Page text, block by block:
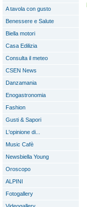
A tavola con gusto
Benessere e Salute
Biella motori
Casa Edilizia
Consulta il meteo
CSEN News
Danzamania
Enogastronomia
Fashion
Gusti & Sapori
L'opinione di...
Music Cafè
Newsbiella Young
Oroscopo
ALPINI
Fotogallery